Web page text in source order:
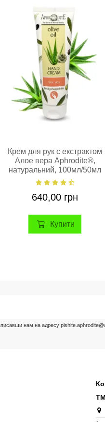
Крем для рук с екстрактом
Алое вера Aphrodite®,
натуральний, 100мл/50мл
640,00 грн
Купити
нам на адресу